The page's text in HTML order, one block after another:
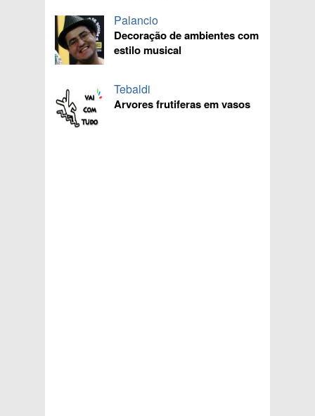
Palancio
Decoração de ambientes com
estilo musical
Tebaldi
Arvores frutiferas em vasos